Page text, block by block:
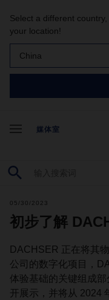
Select a different
your location!
China
媒体室
05/30/2023
初步了解
DACHSER 正在将其
公司的数字化项目，
体验基础的关键组成
开展示，并将从 2024